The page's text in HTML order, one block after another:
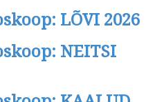
LÕVI 2026
NEITSI